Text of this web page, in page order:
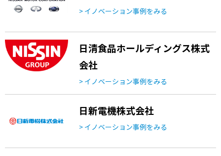
> イノベーション事例をみる
日清食品ホールディングス株式
会社
> イノベーション事例をみる
日新電機株式会社
> イノベーション事例をみる